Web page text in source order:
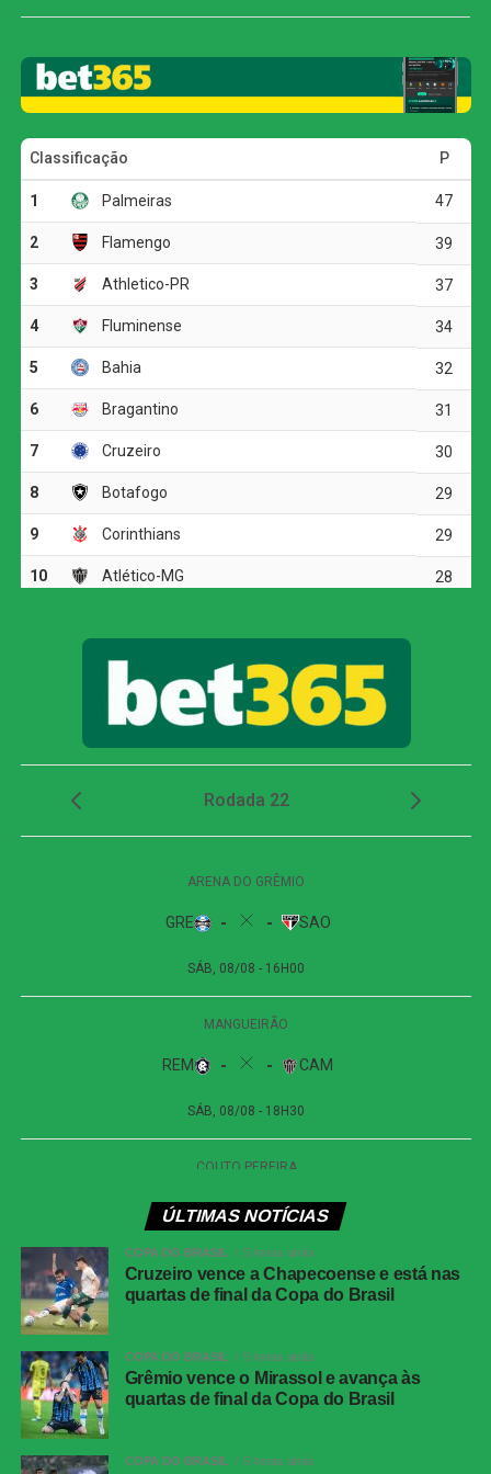
diante de sua torcida.
O primeiro tempo foi marcado pelo equilíbrio e pela pouca
efetividade das duas equipes. O Atlético-GO teve mais
posse de bola, com 56%, mas encontrou dificuldades
para superar a defesa cuiabana. O time da casa adotou
uma postura mais retraída e apostou nos contra-ataques
para levar perigo.
A principal oportunidade da etapa inicial foi do Cuiabá.
Aos 12 minutos, Jean Dias recebeu na intermediária,
avançou até a entrada da área e acertou a trave direita do
goleiro Paulo Vitor. O Dragão respondeu aos 24 minutos,
bola desviou em Pepê.
As equipes ainda tiveram algumas chegadas em bolas
paradas, mas o placar permaneceu zerado até o
intervalo. O jogo também foi interrompido para hidratação
em razão do clima seco em Cuiabá.
segunda trave. Bruno José apareceu livre e desviou de
bico de chuteira, colocando o Dragão em vantagem.
Após o gol, o Cuiabá tentou reagir e aumentou a pressão,
Kauan Cristtyan recebeu passe de Pedro Henrique
dentro da área e finalizou colocado, mas mandou por
alcançar 30 cruzamentos durante a partida, mas apenas
seis encontraram o destino correto. Aos 48 minutos, Eliel
atacante aproveitou sobra na entrada da área e bateu
troca de passes entre os defensores e o goleiro Paulo
Vitor. O Cuiabá ainda tentou pressionar com bolas
alçadas na área, mas não encontrou espaço para evitar a
casa e terminou o turno próximo do G-6. Já o Cuiabá terá
de buscar recuperação na sequência da competição.
WhatsApp
Facebook
ÚLTIMAS NOTÍCIAS
COPA DO BRASIL 5 horas atrás
Cruzeiro vence a Chapecoense e está nas
quartas de final da Copa do Brasil
COPA DO BRASIL 5 horas atrás
Grêmio vence o Mirassol e avança às
quartas de final da Copa do Brasil
COPA DO BRASIL 5 horas atrás